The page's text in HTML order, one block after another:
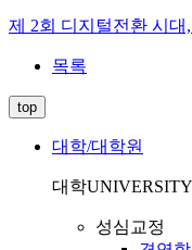
제 2회 디지털전환 시
목록
top
대학/대학원
대학UNIVERSITY
성심교정